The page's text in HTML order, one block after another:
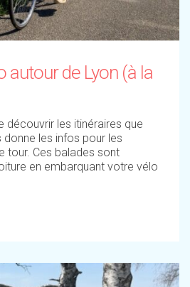
autour de Lyon (à la
découvrir les itinéraires que
donne les infos pour les
tour. Ces balades sont
en embarquant votre vélo